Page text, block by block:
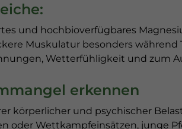
und hochbioverfügbares
Muskulatur besonders
Wetterfühligkeit und zum
erkennen
körperlicher und psychischer
oder Wettkampfeinsätzen, junge